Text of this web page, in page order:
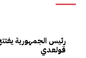
رئيس الجمهورية
قولعدي